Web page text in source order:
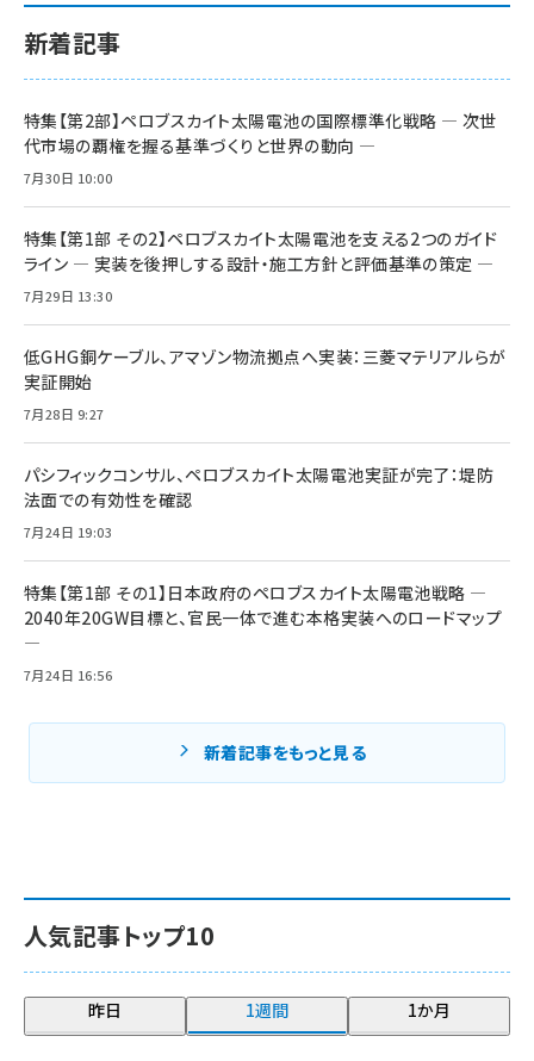
人気記事トップ10
昨日 1週間 1か月
新着記事
特集【第2部】ペロブスカイト太陽電池の国際標準化戦略 ― 次世
代市場の覇権を握る基準づくりと世界の動向 ―
7月30日 10:00
特集【第1部 その2】ペロブスカイト太陽電池を支える2つのガイド
ライン ― 実装を後押しする設計・施工方針と評価基準の策定 ―
7月29日 13:30
低GHG銅ケーブル、アマゾン物流拠点へ実装：三菱マテリアルらが
実証開始
7月28日 9:27
パシフィックコンサル、ペロブスカイト太陽電池実証が完了：堤防
法面での有効性を確認
7月24日 19:03
特集【第1部 その1】日本政府のペロブスカイト太陽電池戦略 ―
2040年20GW目標と、官民一体で進む本格実装へのロードマップ
―
7月24日 16:56
新着記事をもっと見る